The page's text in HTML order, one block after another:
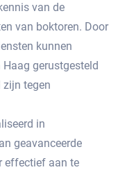
van de
van boktoren.​ Door
kunnen
gerustgesteld
tegen
in
geavanceerde
effectief aan te